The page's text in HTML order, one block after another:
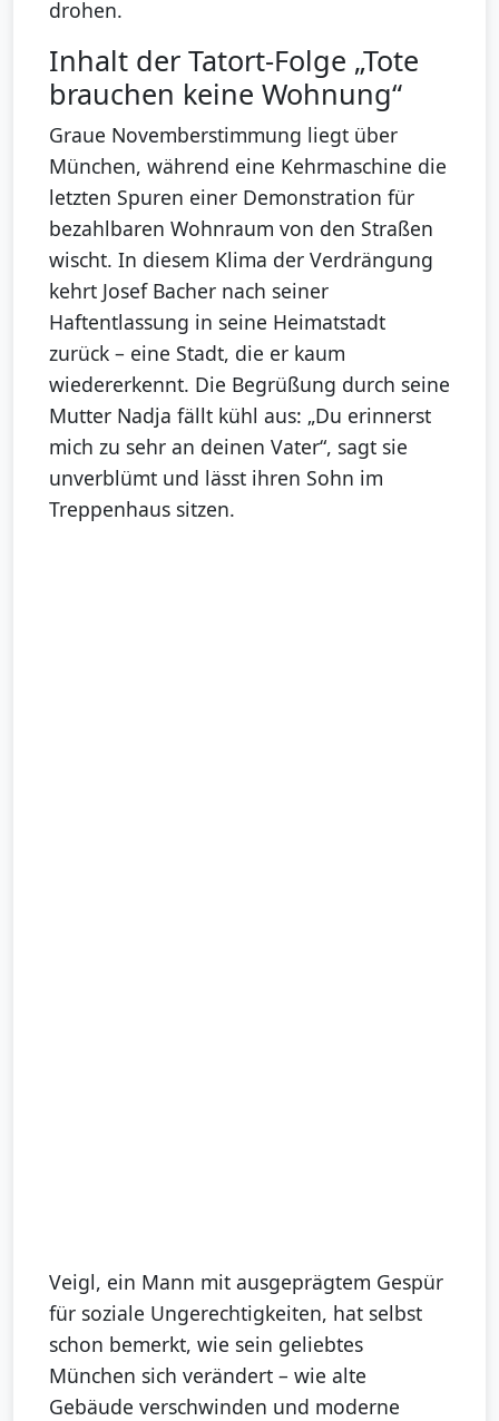
drohen.
Inhalt der Tatort-Folge „Tote
brauchen keine Wohnung“
Graue Novemberstimmung liegt über
München, während eine Kehrmaschine die
letzten Spuren einer Demonstration für
bezahlbaren Wohnraum von den Straßen
wischt. In diesem Klima der Verdrängung
kehrt Josef Bacher nach seiner
Haftentlassung in seine Heimatstadt
zurück – eine Stadt, die er kaum
wiedererkennt. Die Begrüßung durch seine
Mutter Nadja fällt kühl aus: „Du erinnerst
mich zu sehr an deinen Vater“, sagt sie
unverblümt und lässt ihren Sohn im
Treppenhaus sitzen.
Veigl, ein Mann mit ausgeprägtem Gespür
für soziale Ungerechtigkeiten, hat selbst
schon bemerkt, wie sein geliebtes
München sich verändert – wie alte
Gebäude verschwinden und moderne